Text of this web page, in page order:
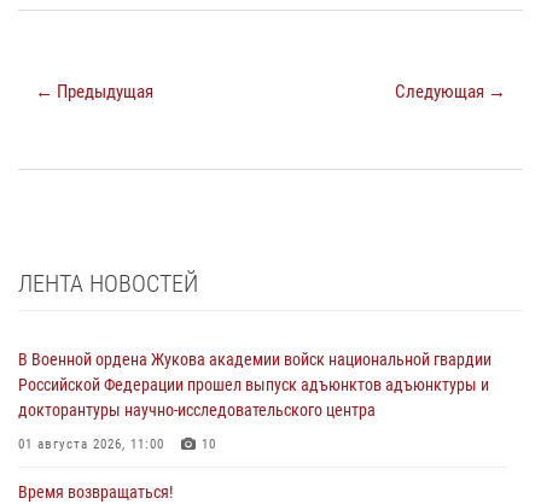
← Предыдущая Следующая →
ЛЕНТА НОВОСТЕЙ
В Военной ордена Жукова академии войск национальной гвардии
Российской Федерации прошел выпуск адъюнктов адъюнктуры и
докторантуры научно-исследовательского центра
01 августа 2026, 11:00 10
Время возвращаться!